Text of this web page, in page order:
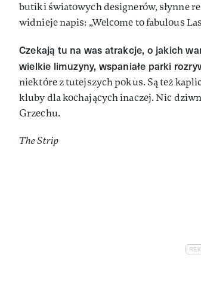
butiki światowych designerów, słynne
widnieje napis: „Welcome to fabulous
Czekają tu na was atrakcje, o jakich
wielkie limuzyny, wspaniałe parki
niektóre z tutejszych pokus. Są też
kluby dla kochających inaczej. Nic
Grzechu.
The Strip